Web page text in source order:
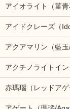
アイオライト（菫青
アイドクレーズ（
アクアマリン（藍
アクチノライトイ
赤瑪瑙（レッドアゲ